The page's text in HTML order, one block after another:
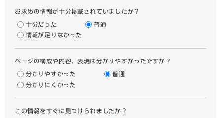
お求めの情報が十分掲載されていましたか？
十分だった
普通
情報が足りなかった
ページの構成や内容、表現は分かりやすかったですか？
分かりやすかった
普通
分かりにくかった
この情報をすぐに見つけられましたか？